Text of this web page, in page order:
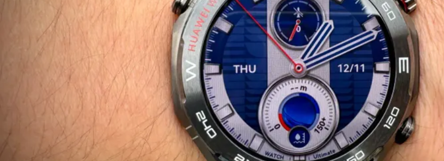
Principais sensores e
TrueSense
Sensor X‑TAP e Vista da Saúde
do Huawei Watch Ultimate 2
Saúde, sono e bem‑estar
Funcionalidades desportivas
e GPS
Mergulho e sonar
subaquático
Segurança, SOS e extras
Ecrã
Interface de utilizador